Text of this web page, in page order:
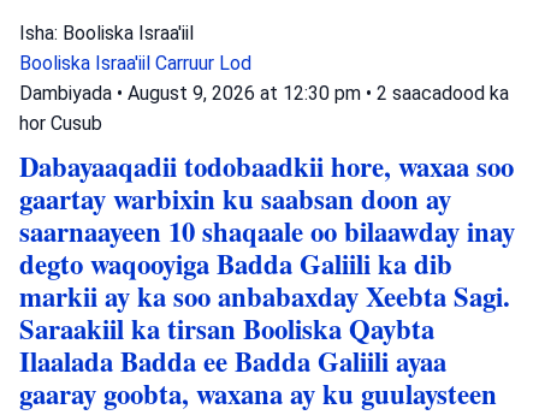
Isha: Booliska Israa'iil
Booliska Israa'iil Carruur Lod
Dambiyada • August 9, 2026 at 12:30 pm • 2 saacadood ka
hor Cusub
Dabayaaqadii todobaadkii hore, waxaa soo
gaartay warbixin ku saabsan doon ay
saarnaayeen 10 shaqaale oo bilaawday inay
degto waqooyiga Badda Galiili ka dib
markii ay ka soo anbabaxday Xeebta Sagi.
Saraakiil ka tirsan Booliska Qaybta
Ilaalada Badda ee Badda Galiili ayaa
gaaray goobta, waxana ay ku guulaysteen